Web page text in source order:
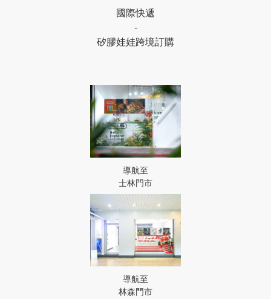
國際快遞
-
矽膠娃娃跨境訂購
導航至
士林門市
導航至
林森門市